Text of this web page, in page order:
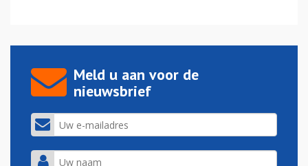
Meld u aan voor de
nieuwsbrief